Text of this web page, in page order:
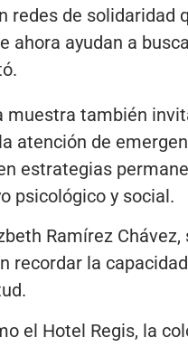
redes de solidaridad
ahora ayudan a
muestra también
atención de
estrategias
psicológico y social.
Ramírez Chávez,
recordar la
el Hotel Regis, la